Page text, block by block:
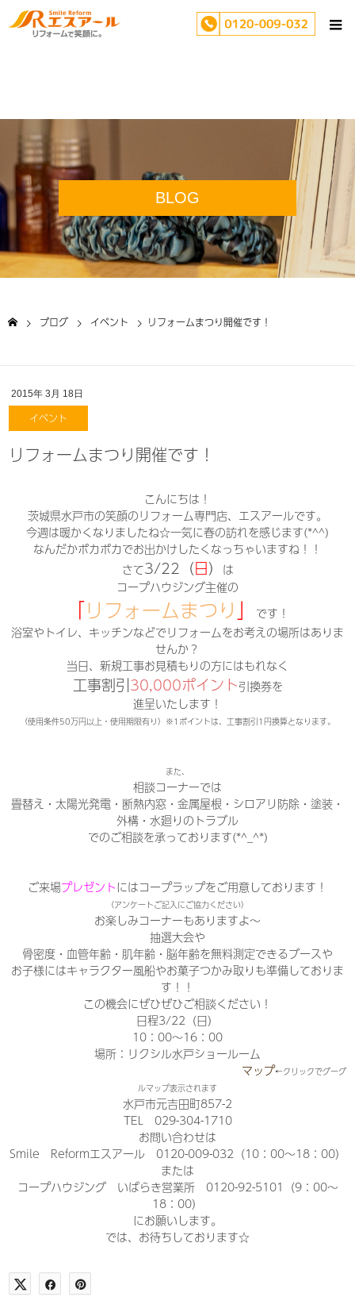
BLOG
ブログ イベント リフォームまつり開催です！
2015年 3月 18日
イベント
リフォームまつり開催です！
こんにちは！
茨城県水戸市の笑顔のリフォーム専門店、エスアールです。
今週は暖かくなりましたね☆一気に春の訪れを感じます(*^^)
なんだかポカポカでお出かけしたくなっちゃいますね！！
さて3/22（日）
は
コープハウジング主催の
「リフォームまつり 」
です！
浴室やトイレ、キッチンなどでリフォームをお考えの場所はありま
せんか？
当日、新規工事お見積もりの方にはもれなく
工事割引30,000ポイント引換券を
進呈いたします！
（使用条件50万円以上・使用期限有り）※1ポイントは、工事割引1円換算となります。
また、
相談コーナーでは
畳替え・太陽光発電・断熱内窓・金属屋根・シロアリ防除・塗装・
外構・水廻りのトラブル
でのご相談を承っております(*^_^*)
ご来場プレゼントにはコープラップをご用意しております！
（アンケートご記入にご協力ください）
お楽しみコーナーもありますよ～
抽選大会や
骨密度・血管年齢・肌年齢・脳年齢を無料測定できるブースや
お子様にはキャラクター風船やお菓子つかみ取りも準備しておりま
す！！
この機会にぜひぜひご相談ください！
日程3/22（日）
10：00～16：00
場所：リクシル水戸ショールーム
マップ←クリックでグーグ
ルマップ表示されます
水戸市元吉田町857-2
TEL 029-304-1710
お問い合わせは
Smile Reformエスアール 0120-009-032（10：00～18：00）
または
コープハウジング いばらき営業所 0120-92-5101（9：00～
18：00）
にお願いします。
では、お待ちしております☆